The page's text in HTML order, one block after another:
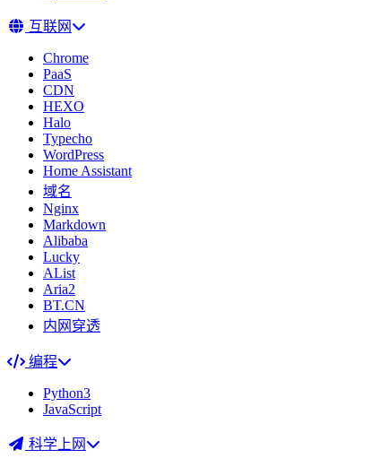
互联网
Chrome
PaaS
CDN
HEXO
Halo
Typecho
WordPress
Home Assistant
域名
Nginx
Markdown
Alibaba
Lucky
AList
Aria2
BT.CN
内网穿透
编程
Python3
JavaScript
科学上网